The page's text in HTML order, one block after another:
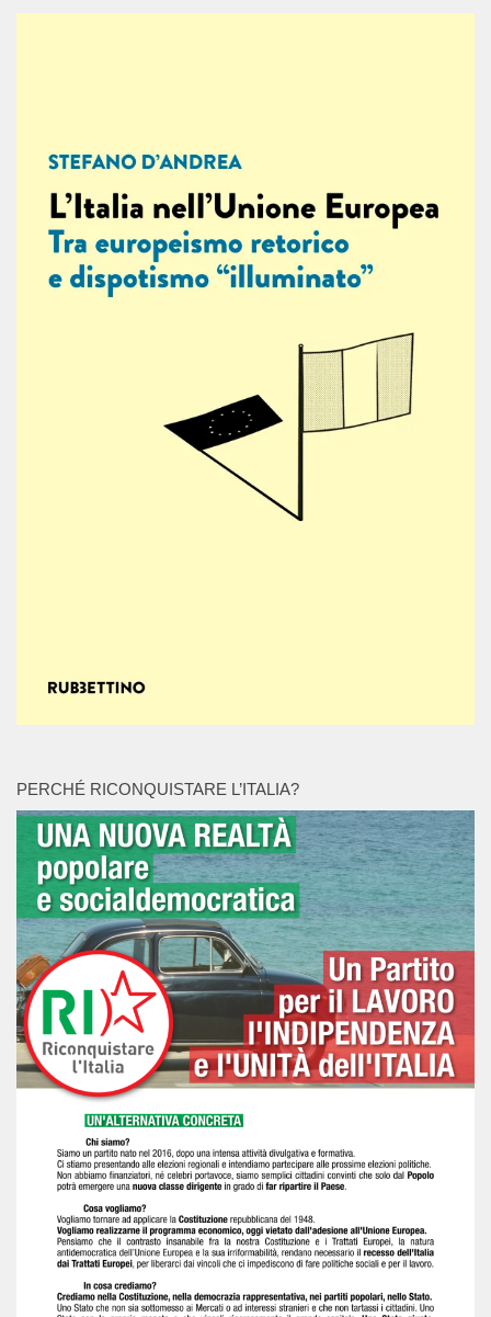
PERCHÉ RICONQUISTARE L’ITALIA?